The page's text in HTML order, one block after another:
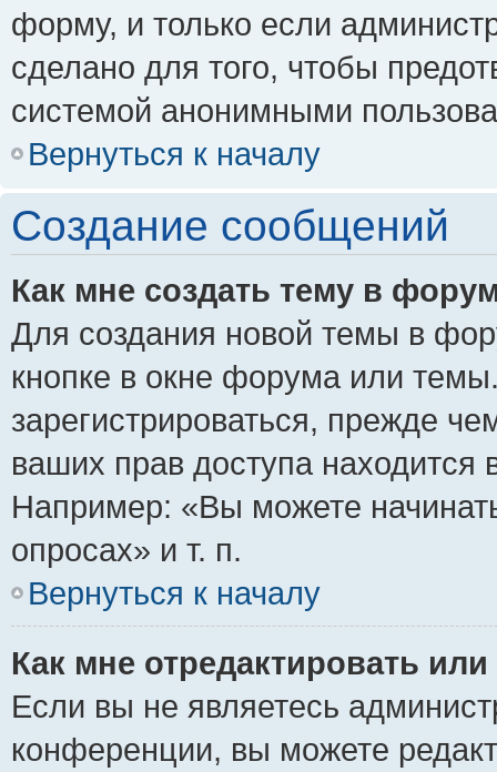
форму, и только если
сделано для того, чтобы
системой анонимными
Вернуться к началу
Создание сообщений
Как мне создать тему в
Для создания новой темы в
кнопке в окне форума или
зарегистрироваться, прежде
ваших прав доступа
Например: «Вы можете
опросах» и т. п.
Вернуться к началу
Как мне отредактировать
Если вы не являетесь
конференции, вы можете